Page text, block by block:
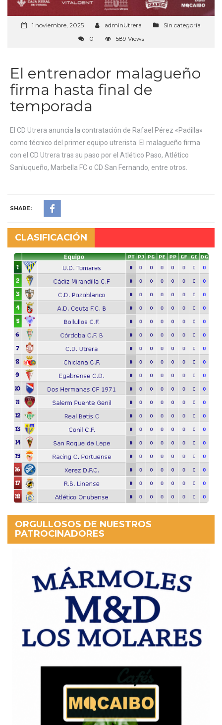
1 noviembre, 2025 adminUtrera
Sin categoría
0
589 Views
El entrenador malagueño
firma hasta final de
temporada
El CD Utrera anuncia la contratación de Rafael Pérez «Padilla»
como técnico del primer equipo utrerista. El malagueño firma
con el CD Utrera tras su paso por el Atlético Paso, Atlético
Sanluqueño, Marbella FC o CD San Fernando, entre otros.
SHARE:
CLASIFICACIÓN
ORGULLOSOS DE NUESTROS
PATROCINADORES